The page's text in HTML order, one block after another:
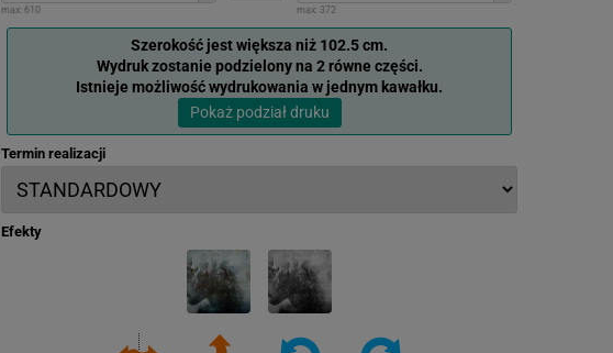
max: 610 max: 372
Szerokość jest większa niż 102.5 cm.
Wydruk zostanie podzielony na 2 równe części.
Istnieje możliwość wydrukowania w jednym kawałku.
Pokaż podział druku
Termin realizacji
Efekty